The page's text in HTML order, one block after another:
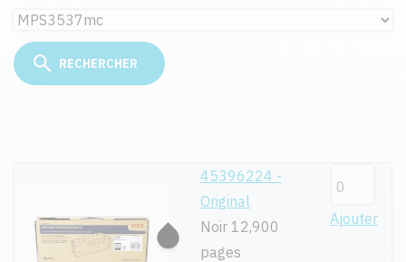
45396224 -
Original
Noir 12,900
pages
Ajouter